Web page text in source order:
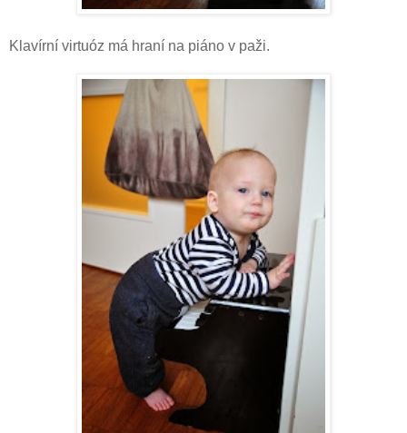
Klavírní virtuóz má hraní na piáno v paži.